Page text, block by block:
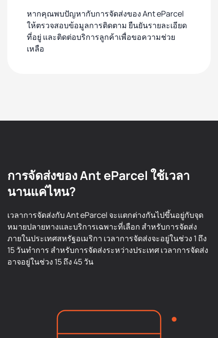
หากคุณพบปัญหากับการจัดส่งของ Ant eParcel
ให้ตรวจสอบข้อมูลการติดตาม ยืนยันรายละเอียด
ที่อยู่ และติดต่อบริการลูกค้าเพื่อขอความช่วย
เหลือ
การจัดส่งของ Ant eParcel ใช้เวลา
นานแค่ไหน?
เวลาการจัดส่งกับ Ant eParcel จะแตกต่างกันไปขึ้นอยู่กับจุด
หมายปลายทางและบริการเฉพาะที่เลือก สำหรับการจัดส่ง
ภายในประเทศสหรัฐอเมริกา เวลาการจัดส่งจะอยู่ในช่วง 1 ถึง
15 วันทำการ สำหรับการจัดส่งระหว่างประเทศ เวลาการจัดส่ง
อาจอยู่ในช่วง 15 ถึง 45 วัน